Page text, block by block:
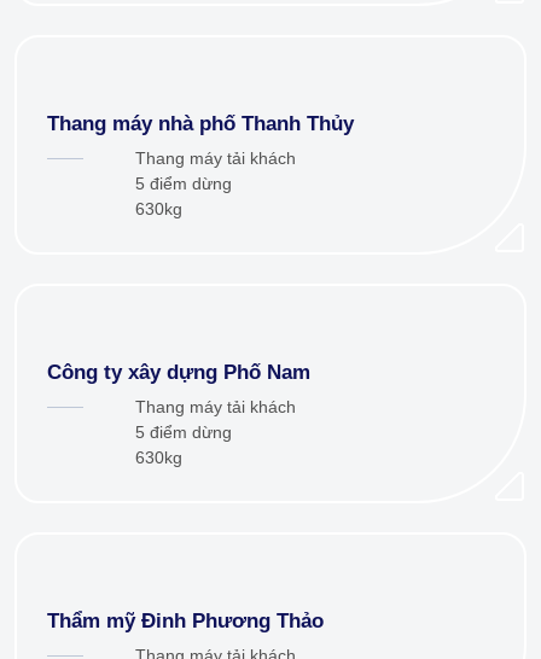
Thang máy nhà phố Thanh Thủy
Thang máy tải khách
5 điểm dừng
630kg
Công ty xây dựng Phố Nam
Thang máy tải khách
5 điểm dừng
630kg
Thẩm mỹ Đinh Phương Thảo
Thang máy tải khách